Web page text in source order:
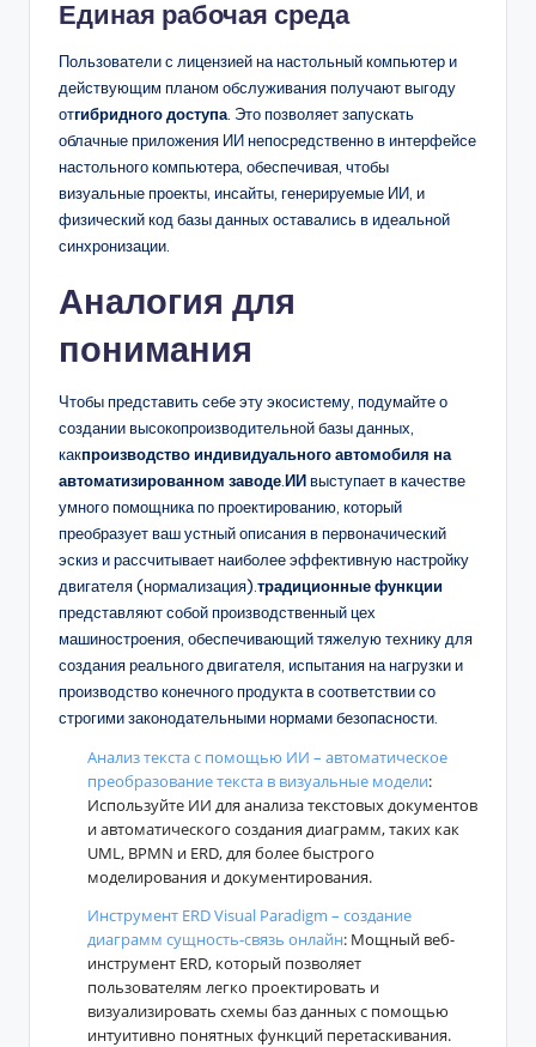
Единая рабочая среда
Пользователи с лицензией на настольный компьютер и
действующим планом обслуживания получают выгоду
отгибридного доступа . Это позволяет запускать
облачные приложения ИИ непосредственно в интерфейсе
настольного компьютера, обеспечивая, чтобы
визуальные проекты, инсайты, генерируемые ИИ, и
физический код базы данных оставались в идеальной
синхронизации.
Аналогия для
понимания
Чтобы представить себе эту экосистему, подумайте о
создании высокопроизводительной базы данных,
какпроизводство индивидуального автомобиля на
автоматизированном заводеИИвыступает в качестве
умного помощника по проектированию, который
преобразует ваш устный описания в первоначический
эскиз и рассчитывает наиболее эффективную настройку
двигателя (нормализация). традиционные функции
представляют собой производственный цех
машиностроения, обеспечивающий тяжелую технику для
создания реального двигателя, испытания на нагрузки и
производство конечного продукта в соответствии со
строгими законодательными нормами безопасности.
Анализ текста с помощью ИИ – автоматическое
преобразование текста в визуальные модели:
Используйте ИИ для анализа текстовых документов
и автоматического создания диаграмм, таких как
UML, BPMN и ERD, для более быстрого
моделирования и документирования.
Инструмент ERD Visual Paradigm – создание
диаграмм сущность-связь онлайн: Мощный веб-
инструмент ERD, который позволяет
пользователям легко проектировать и
визуализировать схемы баз данных с помощью
интуитивно понятных функций перетаскивания.